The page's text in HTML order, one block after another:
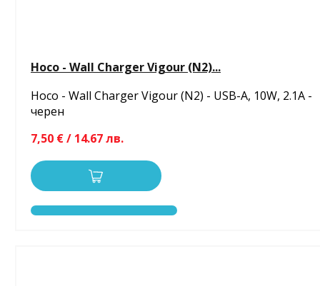
Hoco - Wall Charger Vigour (N2)...
Hoco - Wall Charger Vigour (N2) - USB-A, 10W, 2.1A -
черен
7,50 € / 14.67 лв.